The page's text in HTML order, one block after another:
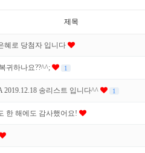
제목
혜로 당첨자 입니다
귀하나요??^^; 1
2019.12.18 송리스트 입니다^^ 1
한 해에도 감사했어요!